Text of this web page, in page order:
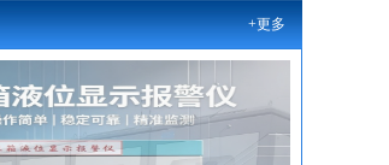
+更多